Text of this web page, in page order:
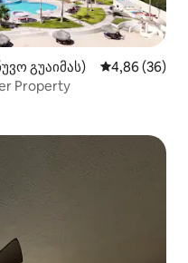
გუაიმას) საშუალო
4,86 (36)
Property